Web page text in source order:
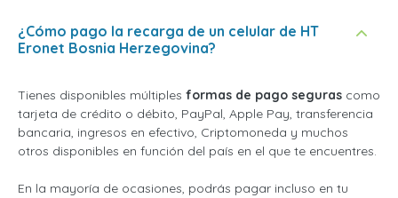
¿Cómo pago la recarga de un celular de HT
Eronet Bosnia Herzegovina?
Tienes disponibles múltiples formas de pago seguras como
tarjeta de crédito o débito, PayPal, Apple Pay, transferencia
bancaria, ingresos en efectivo, Criptomoneda y muchos
otros disponibles en función del país en el que te encuentres.
En la mayoría de ocasiones, podrás pagar incluso en tu